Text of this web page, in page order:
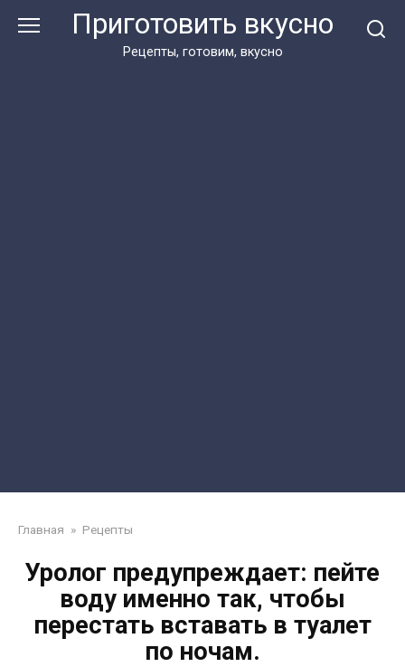
Приготовить вкусно
Рецепты, готовим, вкусно
Главная » Рецепты
Уролог предупреждает: пейте
воду именно так, чтобы
перестать вставать в туалет
по ночам.